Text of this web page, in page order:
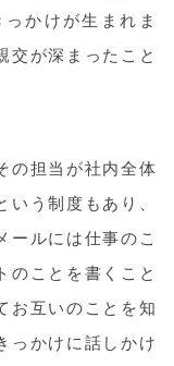
かけが生まれま
交が深まったこと
の担当が社内全体
う制度もあり、
ールには仕事のこ
のことを書くこと
お互いのことを知
っかけに話しかけ